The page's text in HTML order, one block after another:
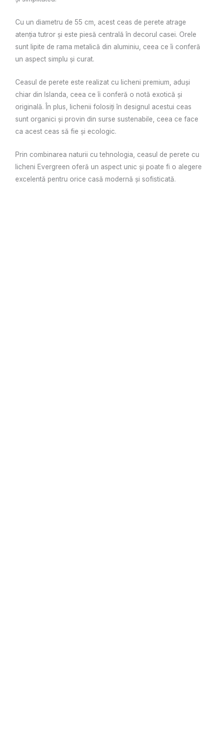
Cu un diametru de 55 cm, acest ceas de perete atrage
atenția tutror și este piesă centrală în decorul casei. Orele
sunt lipite de rama metalică din aluminiu, ceea ce îi conferă
un aspect simplu și curat.
Ceasul de perete este realizat cu licheni premium, aduși
chiar din Islanda, ceea ce îi conferă o notă exotică și
originală. În plus, lichenii folosiți în designul acestui ceas
sunt organici și provin din surse sustenabile, ceea ce face
ca acest ceas să fie și ecologic.
Prin combinarea naturii cu tehnologia, ceasul de perete cu
licheni Evergreen oferă un aspect unic și poate fi o alegere
excelentă pentru orice casă modernă și sofisticată.